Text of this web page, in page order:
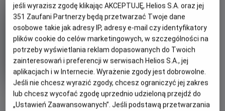
DUBBING WERSJA JĘZYKOWA UA
OBSERWUJ
ІСТОРІЯ ІГРАШОК 5
Oryginalny
tytuł
Toy Story 5 Gatunek
Animowany / Komedia /
Przygodowy
Minimalny
wiek
Od 6 lat
Czas
trwania
102 min
Kraj
i
rok
produkcji
USA, Japonia
jeśli wyrazisz zgodę klikając AKCEPTUJĘ, Helios S.A. oraz jej
351 Zaufani Partnerzy będą przetwarzać Twoje dane
osobowe takie jak adresy IP, adresy e-mail czy identyfikatory
plików cookie do celów marketingowych, w szczególności na
potrzeby wyświetlania reklam dopasowanych do Twoich
zainteresowań i preferencji w serwisach Helios S.A., jej
aplikacjach i w Internecie. Wyrażenie zgody jest dobrowolne.
Jeśli nie chcesz wyrazić zgody, chcesz ograniczyć jej zakres
lub chcesz wycofać zgodę uprzednio udzieloną przejdź do
„Ustawień Zaawansowanych”. Jeśli podstawą przetwarzania